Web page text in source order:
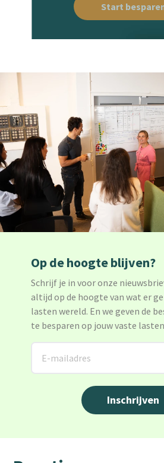
Start
Op de hoogte blijven?
Schrijf je in voor onze
altijd op de hoogte van wat er
lasten wereld. En we geven de
te besparen op jouw vaste